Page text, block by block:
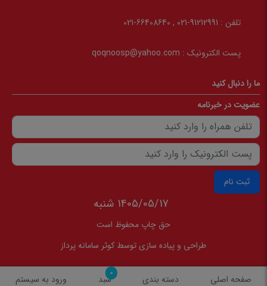
صفحه اصلی دسته بندی 0سبد ورود به سیستم
تلفن : 91212991-021 , 66408640-021
پست الکترونیک : qoqnoosp@yahoo.com
ما را دنبال کنید
عضویت در خبرنامه
ثبت نام
1405/05/17 شنبه
حق چاپ محفوظ است
طراحی و پیاده سازی توسط کوثر سامانه پرداز